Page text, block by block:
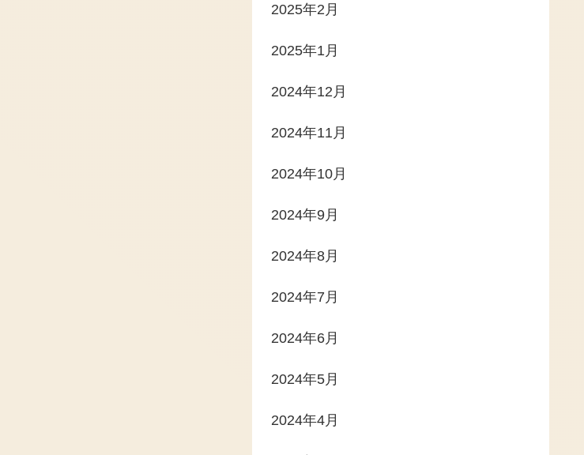
2025年2月
2025年1月
2024年12月
2024年11月
2024年10月
2024年9月
2024年8月
2024年7月
2024年6月
2024年5月
2024年4月